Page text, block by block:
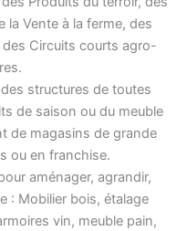
la Vente à la ferme, des
Circuits courts agro-
structures de toutes
de saison ou du meuble
de magasins de grande
ou en franchise.
aménager, agrandir,
: Mobilier bois, étalage
vin, meuble pain,